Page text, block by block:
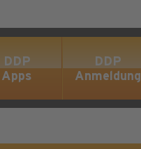
DDP
Apps
DDP
Anmeldung